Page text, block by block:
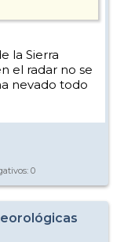
la Sierra
el radar no se
nevado todo
0